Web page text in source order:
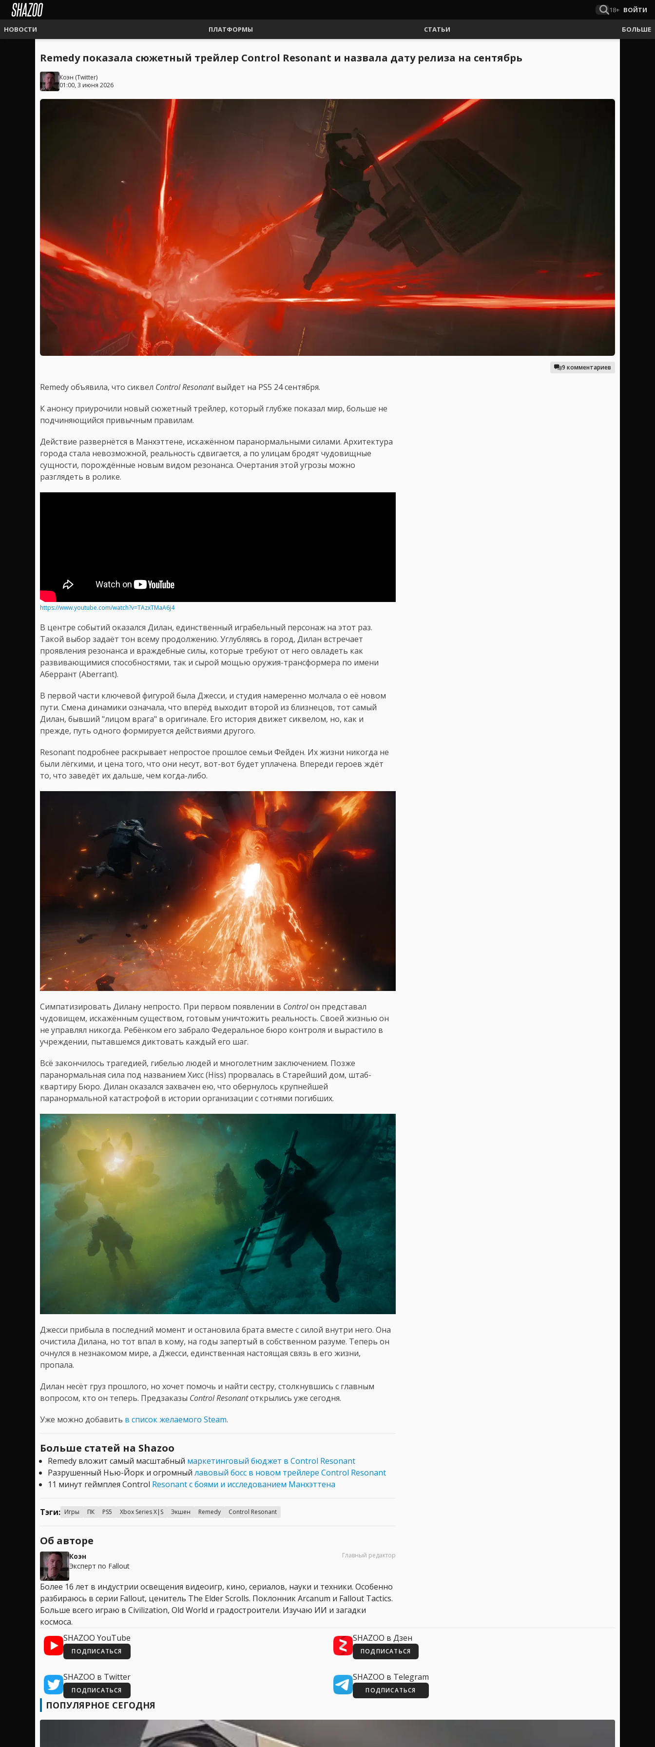
18+ ВОЙТИ
НОВОСТИ ПЛАТФОРМЫ СТАТЬИ БОЛЬШЕ
Remedy показала сюжетный трейлер Control Resonant и назвала дату релиза на сентябрь
Коэн (Twitter)
01:00, 3 июня 2026
9 комментариев
Remedy объявила, что сиквел Control Resonantвыйдет на PS5 24 сентября.
К анонсу приурочили новый сюжетный трейлер, который глубже показал мир, больше не
подчиняющийся привычным правилам.
Действие развернётся в Манхэттене, искажённом паранормальными силами. Архитектура
города стала невозможной, реальность сдвигается, а по улицам бродят чудовищные
сущности, порождённые новым видом резонанса. Очертания этой угрозы можно
разглядеть в ролике.
https://www.youtube.com/watch?v=TAzxTMaA6j4
В центре событий оказался Дилан, единственный играбельный персонаж на этот раз.
Такой выбор задаёт тон всему продолжению. Углубляясь в город, Дилан встречает
проявления резонанса и враждебные силы, которые требуют от него овладеть как
развивающимися способностями, так и сырой мощью оружия-трансформера по имени
Аберрант (Aberrant).
В первой части ключевой фигурой была Джесси, и студия намеренно молчала о её новом
пути. Смена динамики означала, что вперёд выходит второй из близнецов, тот самый
Дилан, бывший "лицом врага" в оригинале. Его история движет сиквелом, но, как и
прежде, путь одного формируется действиями другого.
Resonant подробнее раскрывает непростое прошлое семьи Фейден. Их жизни никогда не
были лёгкими, и цена того, что они несут, вот-вот будет уплачена. Впереди героев ждёт
то, что заведёт их дальше, чем когда-либо.
Симпатизировать Дилану непросто. При первом появлении в Controlон представал
чудовищем, искажённым существом, готовым уничтожить реальность. Своей жизнью он
не управлял никогда. Ребёнком его забрало Федеральное бюро контроля и вырастило в
учреждении, пытавшемся диктовать каждый его шаг.
Всё закончилось трагедией, гибелью людей и многолетним заключением. Позже
паранормальная сила под названием Хисс (Hiss) прорвалась в Старейший дом, штаб-
квартиру Бюро. Дилан оказался захвачен ею, что обернулось крупнейшей
паранормальной катастрофой в истории организации с сотнями погибших.
Джесси прибыла в последний момент и остановила брата вместе с силой внутри него. Она
очистила Дилана, но тот впал в кому, на годы запертый в собственном разуме. Теперь он
очнулся в незнакомом мире, а Джесси, единственная настоящая связь в его жизни,
пропала.
Дилан несёт груз прошлого, но хочет помочь и найти сестру, столкнувшись с главным
вопросом, кто он теперь. Предзаказы Control Resonantоткрылись уже сегодня.
Уже можно добавить в список желаемого Steam.
Больше статей на Shazoo
Remedy вложит самый масштабный маркетинговый бюджет в Control Resonant
Разрушенный Нью-Йорк и огромный лавовый босс в новом трейлере Control Resonant
11 минут геймплея Control Resonant с боями и исследованием Манхэттена
Тэги: Игры ПК PS5 Xbox Series X|S Экшен Remedy Control Resonant
Об авторе
Коэн
Эксперт по Fallout
Главный редактор
Более 16 лет в индустрии освещения видеоигр, кино, сериалов, науки и техники. Особенно
разбираюсь в серии Fallout, ценитель The Elder Scrolls. Поклонник Arcanum и Fallout Tactics.
Больше всего играю в Civilization, Old World и градостроители. Изучаю ИИ и загадки
космоса.
SHAZOO YouTube
ПОДПИСАТЬСЯ
SHAZOO в Дзен
ПОДПИСАТЬСЯ
SHAZOO в Twitter
ПОДПИСАТЬСЯ
SHAZOO в Telegram
ПОДПИСАТЬСЯ
ПОПУЛЯРНОЕ СЕГОДНЯ